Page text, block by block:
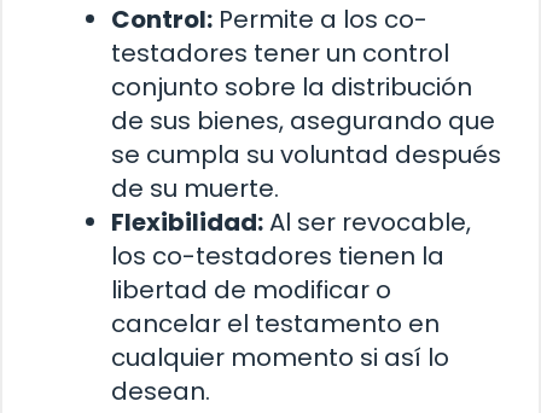
Control: Permite a los co-
testadores tener un control
conjunto sobre la distribución
de sus bienes, asegurando que
se cumpla su voluntad después
de su muerte.
Flexibilidad:Al ser revocable,
los co-testadores tienen la
libertad de modificar o
cancelar el testamento en
cualquier momento si así lo
desean.